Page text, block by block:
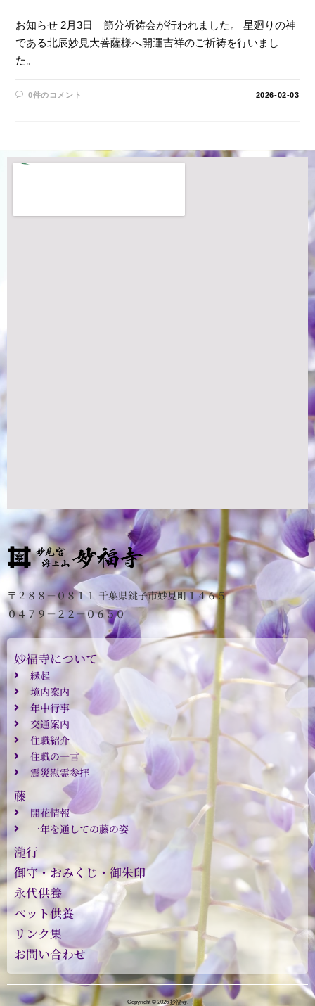
お知らせ 2月3日 節分祈祷会が行われました。 星廻りの神
である北辰妙見大菩薩様へ開運吉祥のご祈祷を行いまし
た。
0件のコメント 2026-02-03
〒２８８－０８１１ 千葉県銚子市妙見町１４６５
０４７９－２２－０６５０
妙福寺について
縁起
境内案内
年中行事
交通案内
住職紹介
住職の一言
震災慰霊参拝
藤
開花情報
一年を通しての藤の姿
瀧行
御守・おみくじ・御朱印
永代供養
ペット供養
リンク集
お問い合わせ
Copyright © 2026 妙福寺.